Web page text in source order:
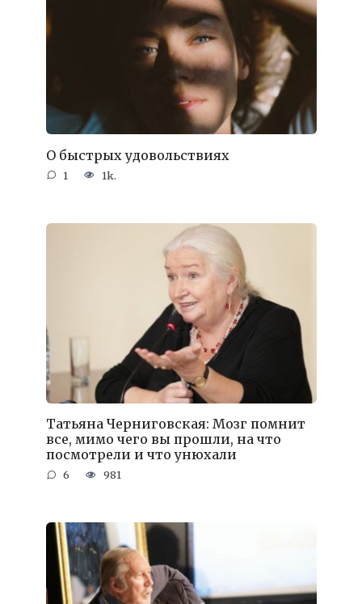
О быстрых удовольствиях
1 1k.
Татьяна Черниговская: Мозг помнит
все, мимо чего вы прошли, на что
посмотрели и что унюхали
6 981